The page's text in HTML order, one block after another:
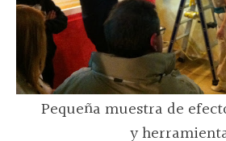
Pequeña muestra de
y